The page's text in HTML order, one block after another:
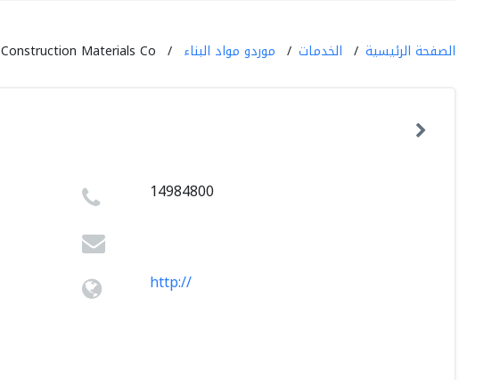
الصفحة الرئيسية الخدمات موردو مواد البناء Construction Materials Co
14984800
http://